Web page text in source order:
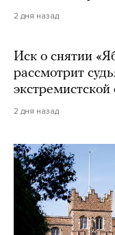
2 дня назад
Иск о снятии
рассмотрит
экстремистской
2 дня назад